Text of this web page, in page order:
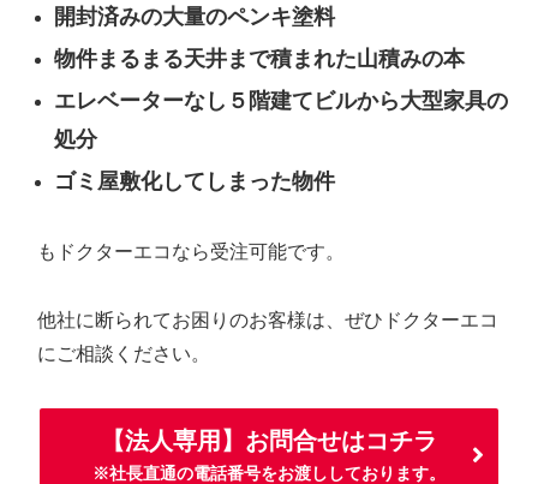
開封済みの大量のペンキ塗料
物件まるまる天井まで積まれた山積みの本
エレベーターなし５階建てビルから大型家具の
処分
ゴミ屋敷化してしまった物件
もドクターエコなら受注可能です。
他社に断られてお困りのお客様は、ぜひドクターエコ
にご相談ください。
【法人専用】お問合せはコチラ
※社長直通の電話番号をお渡ししております。